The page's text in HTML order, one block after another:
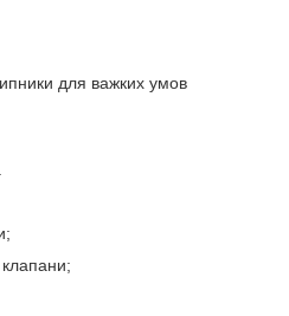
для важких умов
клапани;